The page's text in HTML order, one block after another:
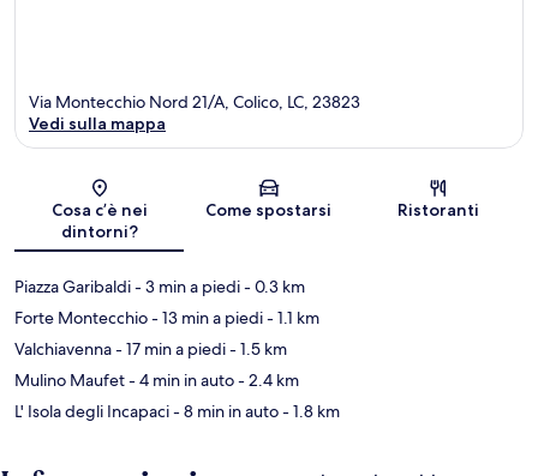
Mappa
Via Montecchio Nord 21/A, Colico, LC, 23823
Vedi sulla mappa
Cosa c’è nei
dintorni?
Come spostarsi Ristoranti
Piazza Garibaldi- 3 min a piedi- 0.3 km
Forte Montecchio- 13 min a piedi- 1.1 km
Valchiavenna- 17 min a piedi- 1.5 km
Mulino Maufet- 4 min in auto- 2.4 km
L' Isola degli Incapaci- 8 min in auto- 1.8 km